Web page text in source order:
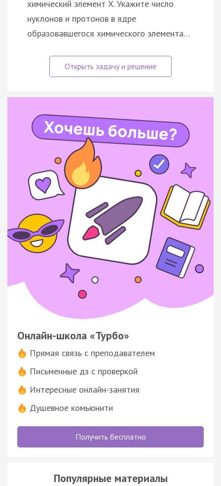
химический элемент X. Укажите число
нуклонов и протонов в ядре
образовавшегося химического элемента…
Онлайн-школа «Турбо»
Прямая связь с преподавателем
Письменные дз с проверкой
Интересные онлайн-занятия
Душевное комьюнити
Получить бесплатно
Популярные материалы